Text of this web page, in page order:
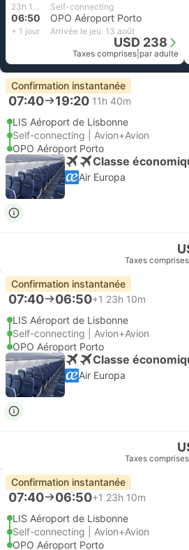
23h 10m Self-connecting
06:50 OPO Aéroport Porto
+ 1 jour Arrivée le jeu. 13 août
USD 238
Taxes comprises par adulte
Confirmation instantanée
07:40 19:20 11h 40m
LIS Aéroport de Lisbonne
Self-connecting | Avion+Avion
OPO Aéroport Porto
Classe
Air Europa
Taxes comprises
Confirmation instantanée
07:40 06:50+1 23h 10m
LIS Aéroport de Lisbonne
Self-connecting | Avion+Avion
OPO Aéroport Porto
Classe
Air Europa
Taxes comprises
Confirmation instantanée
07:40 06:50+1 23h 10m
LIS Aéroport de Lisbonne
Self-connecting | Avion+Avion
OPO Aéroport Porto